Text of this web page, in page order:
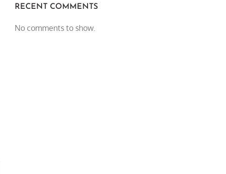
RECENT COMMENTS
No comments to show.